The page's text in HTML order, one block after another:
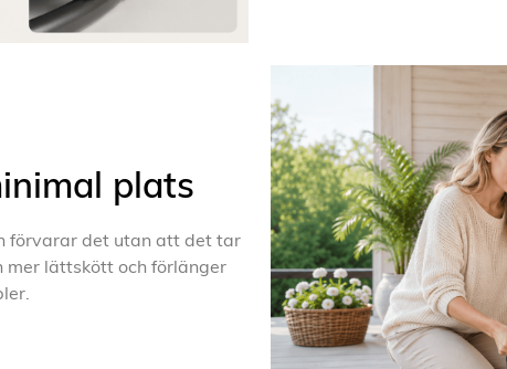
plats
förvarar det utan att det tar
mer lättskött och förlänger